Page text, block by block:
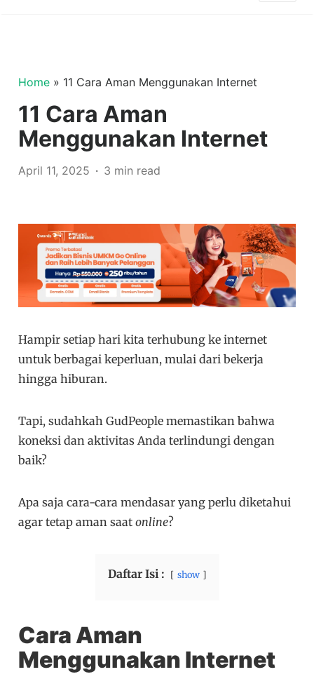
Home » 11 Cara Aman Menggunakan Internet
11 Cara Aman
Menggunakan Internet
April 11, 2025 3 min read
Hampir setiap hari kita terhubung ke internet
untuk berbagai keperluan, mulai dari bekerja
hingga hiburan.
Tapi, sudahkah GudPeople memastikan bahwa
koneksi dan aktivitas Anda terlindungi dengan
baik?
Apa saja cara-cara mendasar yang perlu diketahui
agar tetap aman saatonline?
Daftar Isi : show
Cara Aman
Menggunakan Internet